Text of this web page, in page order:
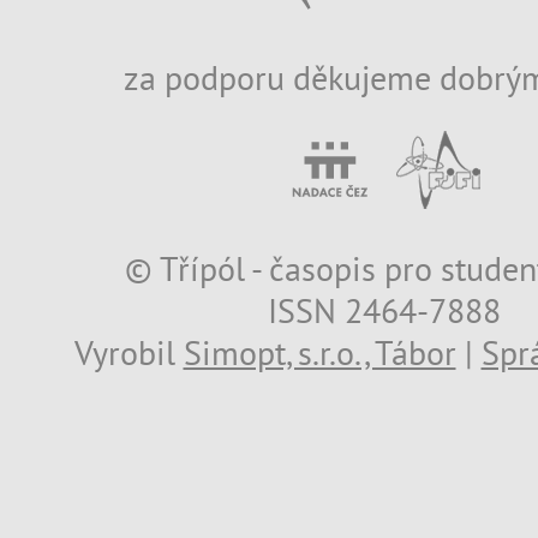
za podporu děkujeme
© Třípól - časopis pro
ISSN 2464-7888
Vyrobil Simopt, s.r.o., Tábor |